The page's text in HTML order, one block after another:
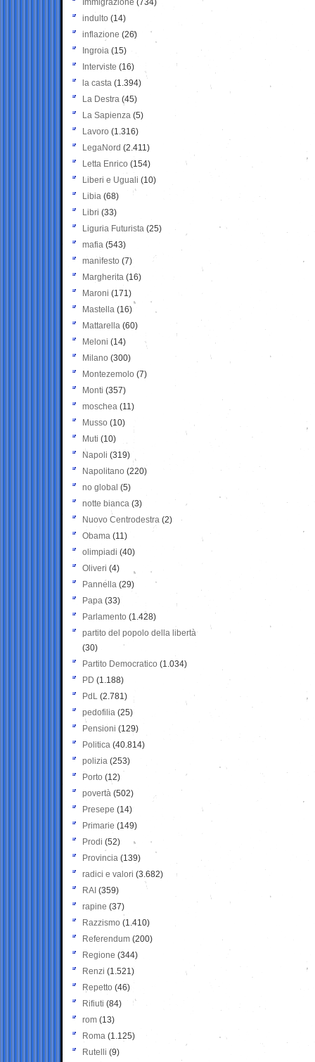
Immigrazione (734)
indulto (14)
inflazione (26)
Ingroia (15)
Interviste (16)
la casta (1.394)
La Destra (45)
La Sapienza (5)
Lavoro (1.316)
LegaNord (2.411)
Letta Enrico (154)
Liberi e Uguali (10)
Libia (68)
Libri (33)
Liguria Futurista (25)
mafia (543)
manifesto (7)
Margherita (16)
Maroni (171)
Mastella (16)
Mattarella (60)
Meloni (14)
Milano (300)
Montezemolo (7)
Monti (357)
moschea (11)
Musso (10)
Muti (10)
Napoli (319)
Napolitano (220)
no global (5)
notte bianca (3)
Nuovo Centrodestra (2)
Obama (11)
olimpiadi (40)
Oliveri (4)
Pannella (29)
Papa (33)
Parlamento (1.428)
partito del popolo della libertà
(30)
Partito Democratico (1.034)
PD (1.188)
PdL (2.781)
pedofilia (25)
Pensioni (129)
Politica (40.814)
polizia (253)
Porto (12)
povertà (502)
Presepe (14)
Primarie (149)
Prodi (52)
Provincia (139)
radici e valori (3.682)
RAI (359)
rapine (37)
Razzismo (1.410)
Referendum (200)
Regione (344)
Renzi (1.521)
Repetto (46)
Rifiuti (84)
rom (13)
Roma (1.125)
Rutelli (9)